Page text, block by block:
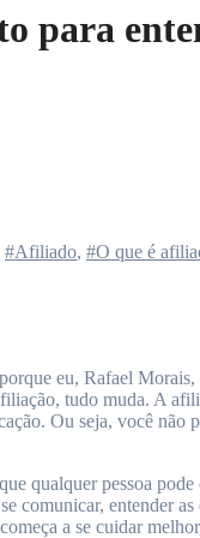
para
#Afiliado, #O que é
tudo muda. A
Ou seja, você
qualquer pessoa
comunicar, entender
a se cuidar